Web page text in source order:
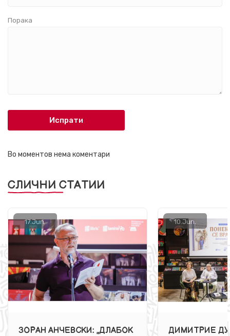
Порака
Испрати
Во моментов нема коментари
СЛИЧНИ СТАТИИ
17.Jun.
ЗОРАН АНЧЕВСКИ: „ДЛАБОК
10.Jun.
ДИМИТРИЕ